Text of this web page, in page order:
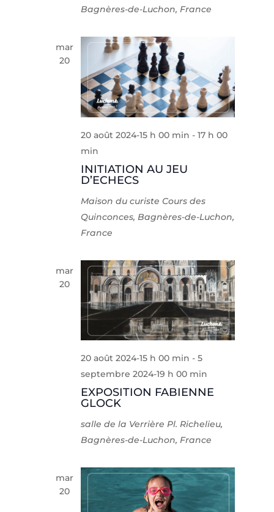
Bagnères-de-Luchon, France
mar
20
INITIATION AU JEU
D’ECHECS
20 août 2024-15 h 00 min -17 h 00
min
Maison du curiste Cours des
Quinconces, Bagnères-de-Luchon,
France
mar
20
EXPOSITION FABIENNE
GLOCK
20 août 2024-15 h 00 min -5
septembre 2024-19 h 00 min
salle de la VerrièrePl. Richelieu,
Bagnères-de-Luchon, France
mar
20